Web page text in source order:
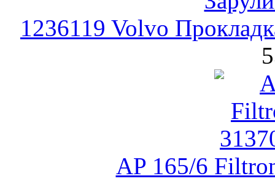
1236119 Volvo
AP 165/6